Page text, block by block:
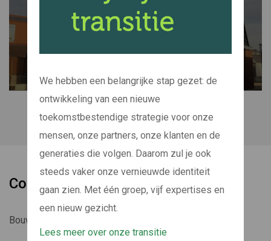
WONINGBOUW
Contactgegevens
Bouwbedrijf Vrolijk B.V.
We hebben een belangrijke stap gezet: de
ontwikkeling van een nieuwe
toekomstbestendige strategie voor onze
mensen, onze partners, onze klanten en de
generaties die volgen. Daarom zul je ook
steeds vaker onze vernieuwde identiteit
gaan zien. Met één groep, vijf expertises en
een nieuw gezicht.
Lees meer over onze transitie